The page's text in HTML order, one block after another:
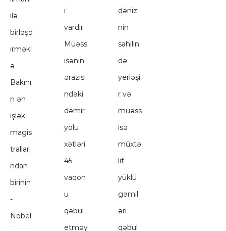
ilə
birləşd
irməkl
ə
Bakını
n ən
işlək
magis
tralları
ndan
birinin
-
Nobel
i
vardır.
Müəss
isənin
ərazisi
ndəki
dəmir
yolu
xətləri
45
vaqon
u
qəbul
etməy
dənizi
nin
sahilin
də
yerləşi
r və
müəss
isə
müxtə
lif
yüklü
gəmil
əri
qəbul